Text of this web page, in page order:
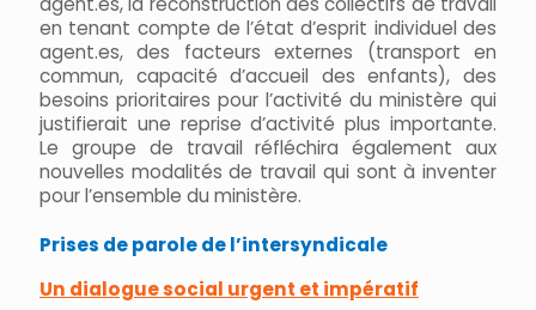
en tenant compte de l’état d’esprit individuel des
agent.es, des facteurs externes (transport en
commun, capacité d’accueil des enfants), des
besoins prioritaires pour l’activité du ministère qui
justifierait une reprise d’activité plus importante.
Le groupe de travail réfléchira également aux
nouvelles modalités de travail qui sont à inventer
pour l’ensemble du ministère.
Prises de parole de l’intersyndicale
Un dialogue social urgent et impératif